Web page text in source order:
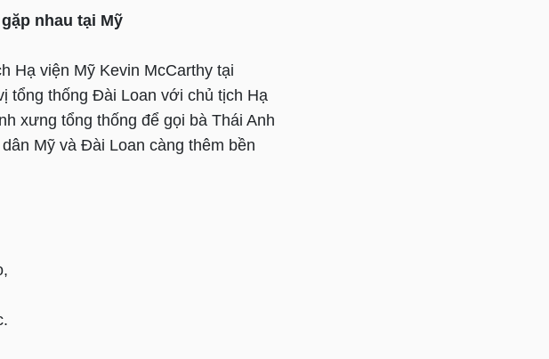
nhau tại Mỹ
Hạ viện Mỹ Kevin McCarthy tại
tổng thống Đài Loan với chủ tịch Hạ
xưng tổng thống để gọi bà Thái Anh
Mỹ và Đài Loan càng thêm bền